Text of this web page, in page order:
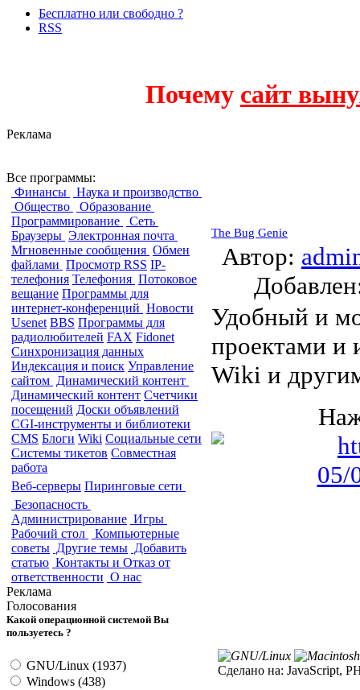
Бесплатно или свободно ?
RSS
Почему сайт
Реклама
Все программы:
Финансы
Наука и производство
Общество
Образование
Программирование
Сеть
Браузеры Электронная почта
Мгновенные сообщения Обмен
файлами Просмотр RSS IP-
телефония Телефония Потоковое
вещание Программы для
интернет-конференций Новости
Usenet BBS Программы для
радиолюбителей FAX Fidonet
Синхронизация данных
Индексация и поиск Управление
сайтом Динамический контент
Динамический контент Счетчики
посещений Доски объявлений
CGI-инструменты и библиотеки
CMS Блоги Wiki Социальные сети
Системы тикетов Совместная
работа
Веб-серверы Пиринговые сети
Безопасность
Администрирование Игры
Рабочий стол
Компьютерные
советы Другие темы Добавить
статью Контакты и Отказ от
ответственности О нас
Реклама
Голосования
Какой операционной системой Вы
пользуетесь ?
GNU/Linux (1937)
Windows (438)
The Bug Genie
Автор:
Удобный и
проектами и
Wiki и
Сделано на: JavaScript,